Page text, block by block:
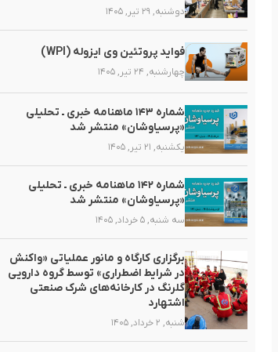
دوشنبه, ۲۹ تیر, ۱۴۰۵
فواید پروتئین وی ایزوله (WPI)
چهارشنبه, ۲۴ تیر, ۱۴۰۵
شماره ۱۴۳ ماهنامه خبری ـ تحلیلی
«پرسیاوشان» منتشر شد
یکشنبه, ۲۱ تیر, ۱۴۰۵
شماره ۱۴۲ ماهنامه خبری ـ تحلیلی
«پرسیاوشان» منتشر شد
سه شنبه, ۵ خرداد, ۱۴۰۵
برگزاری کارگاه و مانور عملیاتی «واکنش
در شرایط اضطراری» توسط گروه دارویی
گلرنگ در کارخانه‌های شرک صنعتی
اشتهارد
شنبه, ۲ خرداد, ۱۴۰۵